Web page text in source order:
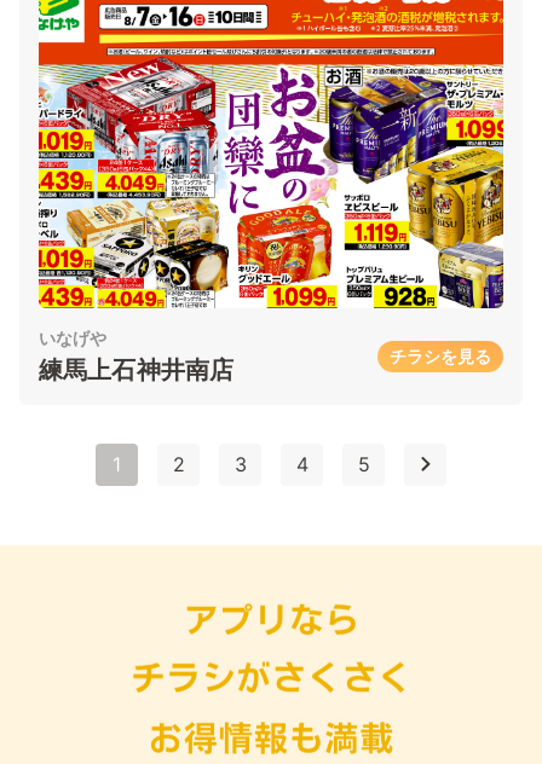
いなげや
練馬上石神井南店 チラシを見る
1 2 3 4 5